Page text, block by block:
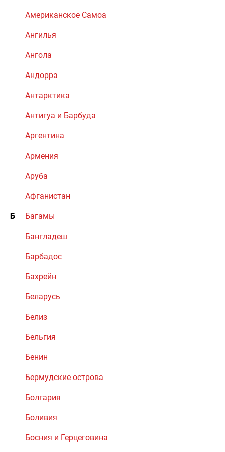
Американское Самоа
Ангилья
Ангола
Андорра
Антарктика
Антигуа и Барбуда
Аргентина
Армения
Аруба
Афганистан
Б Багамы
Бангладеш
Барбадос
Бахрейн
Беларусь
Белиз
Бельгия
Бенин
Бермудские острова
Болгария
Боливия
Босния и Герцеговина